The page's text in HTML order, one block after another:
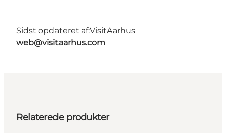
Sidst opdateret af:VisitAarhus
web@visitaarhus.com
Relaterede produkter